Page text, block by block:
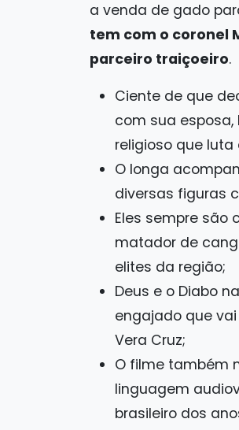
a venda de gado
tem com o coronel
parceiro traiçoeiro.
Ciente de que
com sua
religioso que
O longa
diversas figuras
Eles sempre são
matador de
elites da região;
Deus e o Diabo
engajado que
Vera Cruz;
O filme também
linguagem
brasileiro dos